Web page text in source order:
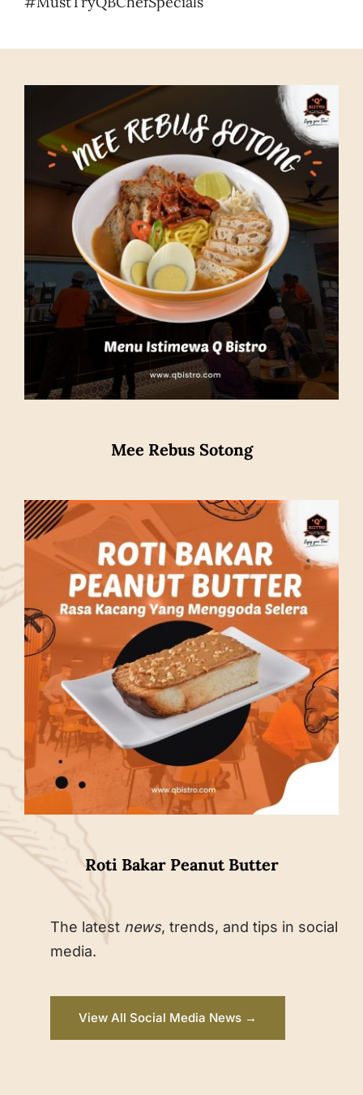
The latest news, trends, and tips in social
media.
View All Social Media News →
Mee Rebus Sotong
Roti Bakar Peanut Butter